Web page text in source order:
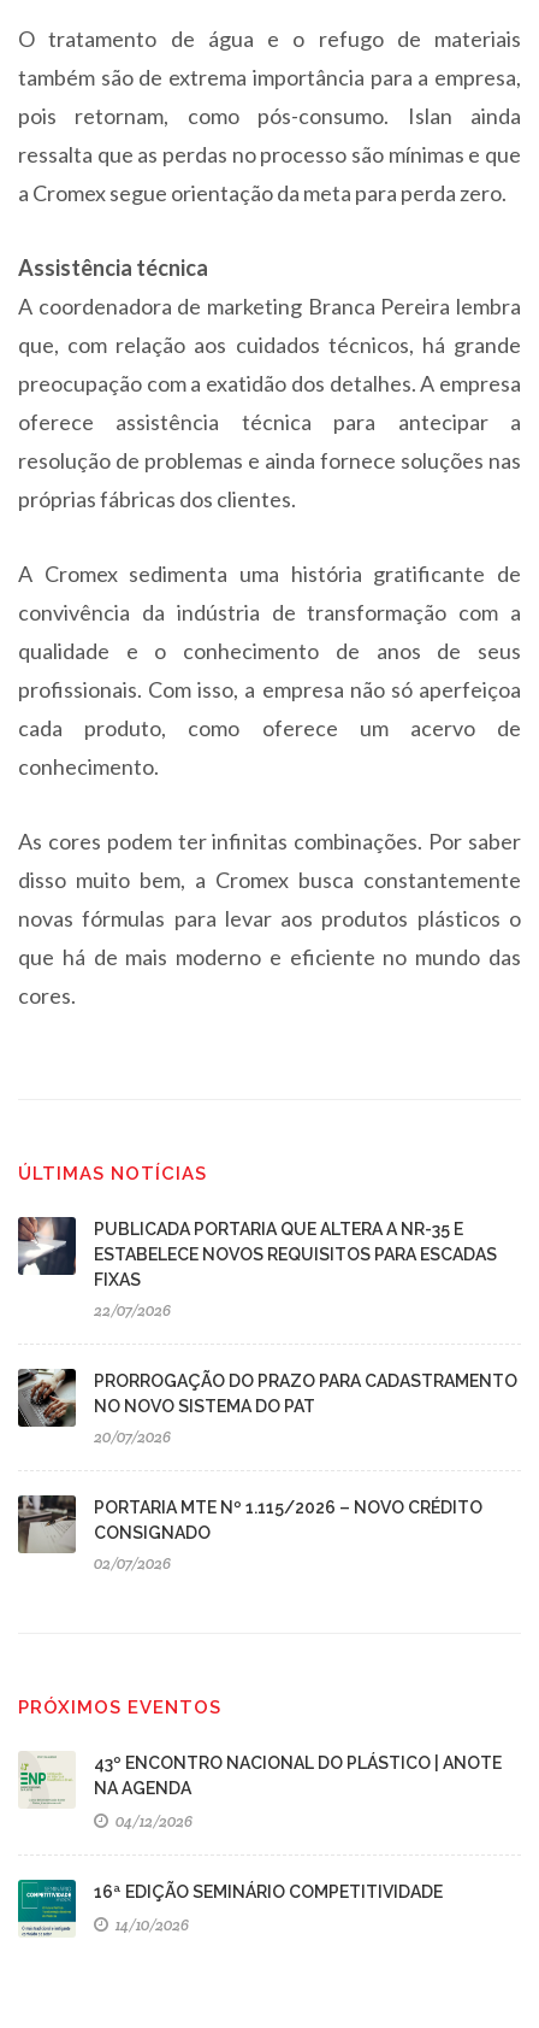
O tratamento de água e o refugo de materiais
também são de extrema importância para a empresa,
pois retornam, como pós-consumo. Islan ainda
ressalta que as perdas no processo são mínimas e que
a Cromex segue orientação da meta para perda zero.
Assistência técnica
A coordenadora de marketing Branca Pereira lembra
que, com relação aos cuidados técnicos, há grande
preocupação com a exatidão dos detalhes. A empresa
oferece assistência técnica para antecipar a
resolução de problemas e ainda fornece soluções nas
próprias fábricas dos clientes.
A Cromex sedimenta uma história gratificante de
convivência da indústria de transformação com a
qualidade e o conhecimento de anos de seus
profissionais. Com isso, a empresa não só aperfeiçoa
cada produto, como oferece um acervo de
conhecimento.
As cores podem ter infinitas combinações. Por saber
disso muito bem, a Cromex busca constantemente
novas fórmulas para levar aos produtos plásticos o
que há de mais moderno e eficiente no mundo das
cores.
ÚLTIMAS NOTÍCIAS
PUBLICADA PORTARIA QUE ALTERA A NR-35 E
ESTABELECE NOVOS REQUISITOS PARA ESCADAS
FIXAS
22/07/2026
PRORROGAÇÃO DO PRAZO PARA CADASTRAMENTO
NO NOVO SISTEMA DO PAT
20/07/2026
PORTARIA MTE Nº 1.115/2026 – NOVO CRÉDITO
CONSIGNADO
02/07/2026
PRÓXIMOS EVENTOS
43º ENCONTRO NACIONAL DO PLÁSTICO | ANOTE
NA AGENDA
04/12/2026
16ª EDIÇÃO SEMINÁRIO COMPETITIVIDADE
14/10/2026